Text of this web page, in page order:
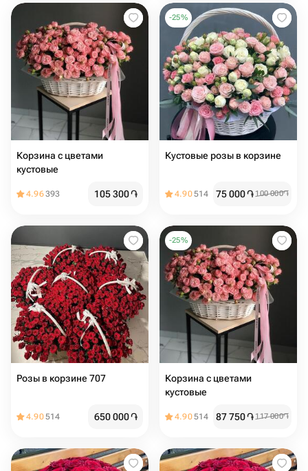
Корзина с цветами
кустовые
4.96393 105 300֏
-25%
Кустовые розы в корзине
4.90514 75 000֏ 100 000֏
Розы в корзине 707
4.90514 650 000֏
-25%
Корзина с цветами
кустовые
4.90514 87 750֏ 117 000֏